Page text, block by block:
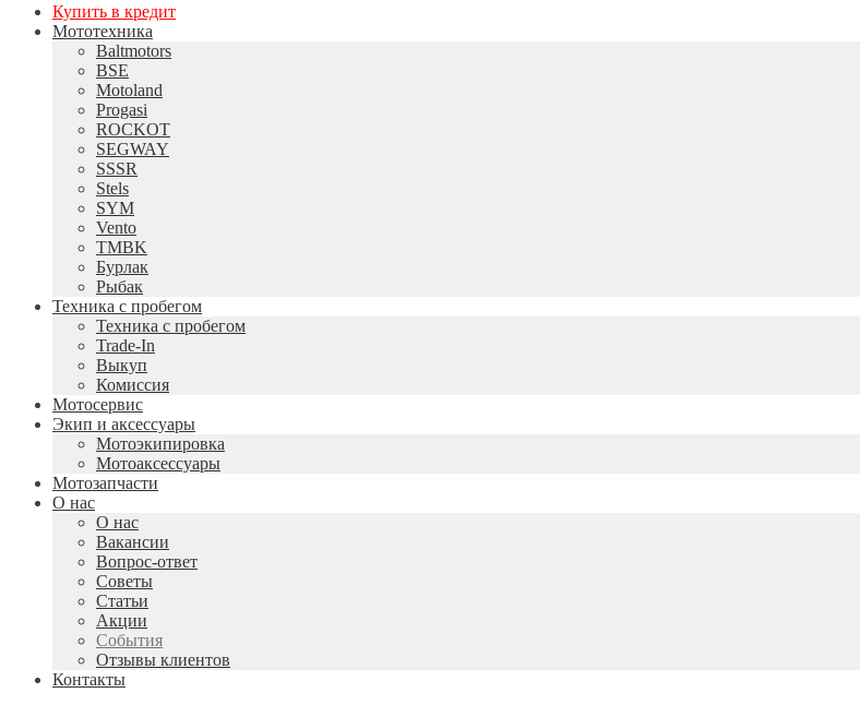
Купить в кредит
Мототехника
Baltmotors
BSE
Motoland
Progasi
ROCKOT
SEGWAY
SSSR
Stels
SYM
Vento
TMBK
Бурлак
Рыбак
Техника с пробегом
Техника с пробегом
Trade-In
Выкуп
Комиссия
Мотосервис
Экип и аксессуары
Мотоэкипировка
Мотоаксессуары
Мотозапчасти
О нас
О нас
Вакансии
Вопрос-ответ
Советы
Статьи
Акции
События
Отзывы клиентов
Контакты